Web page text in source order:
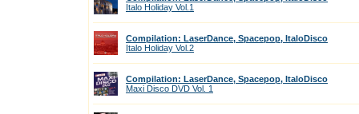
Italo Holiday Vol.1
Compilation: LaserDance, Spacepop, ItaloDisco
Italo Holiday Vol.2
Compilation: LaserDance, Spacepop, ItaloDisco
Maxi Disco DVD Vol. 1